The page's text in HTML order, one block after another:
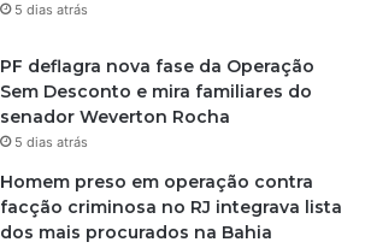
5 dias atrás
PF deflagra nova fase da Operação
Sem Desconto e mira familiares do
senador Weverton Rocha
5 dias atrás
Homem preso em operação contra
facção criminosa no RJ integrava lista
dos mais procurados na Bahia